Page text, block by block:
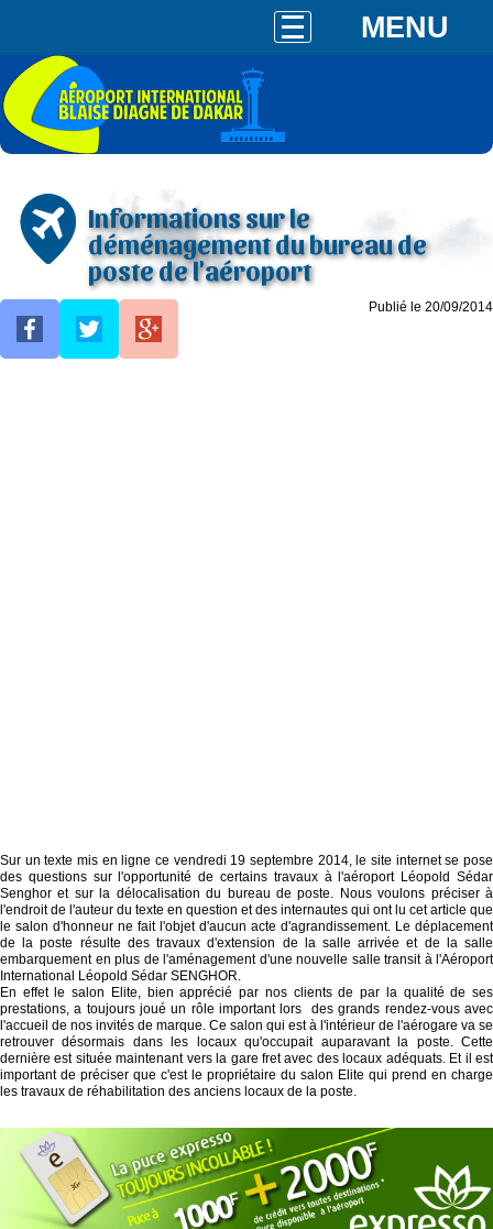
MENU
Informations sur le
déménagement du bureau de
poste de l'aéroport
Publié le 20/09/2014
Sur un texte mis en ligne ce vendredi 19 septembre 2014, le site internet se pose
des questions sur l'opportunité de certains travaux à l'aéroport Léopold Sédar
Senghor et sur la délocalisation du bureau de poste. Nous voulons préciser à
l'endroit de l'auteur du texte en question et des internautes qui ont lu cet article que
le salon d'honneur ne fait l'objet d'aucun acte d'agrandissement. Le déplacement
de la poste résulte des travaux d'extension de la salle arrivée et de la salle
embarquement en plus de l'aménagement d'une nouvelle salle transit à l'Aéroport
International Léopold Sédar SENGHOR.
En effet le salon Elite, bien apprécié par nos clients de par la qualité de ses
prestations, a toujours joué un rôle important lors des grands rendez-vous avec
l'accueil de nos invités de marque. Ce salon qui est à l'intérieur de l'aérogare va se
retrouver désormais dans les locaux qu'occupait auparavant la poste. Cette
dernière est située maintenant vers la gare fret avec des locaux adéquats. Et il est
important de préciser que c'est le propriétaire du salon Elite qui prend en charge
les travaux de réhabilitation des anciens locaux de la poste.